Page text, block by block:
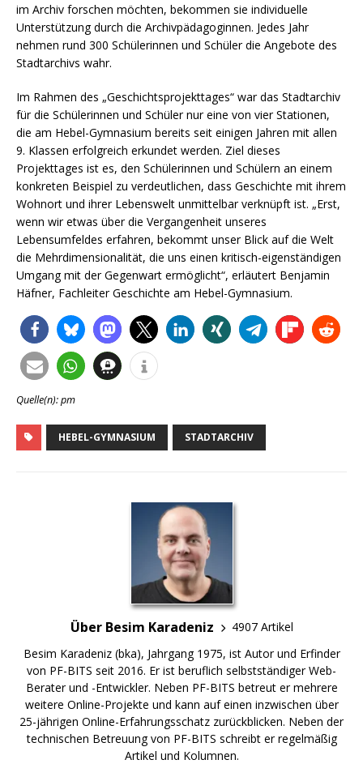
im Archiv forschen möchten, bekommen sie individuelle
Unterstützung durch die Archivpädagoginnen. Jedes Jahr
nehmen rund 300 Schülerinnen und Schüler die Angebote des
Stadtarchivs wahr.
Im Rahmen des „Geschichtsprojekttages“ war das Stadtarchiv
für die Schülerinnen und Schüler nur eine von vier Stationen,
die am Hebel-Gymnasium bereits seit einigen Jahren mit allen
9. Klassen erfolgreich erkundet werden. Ziel dieses
Projekttages ist es, den Schülerinnen und Schülern an einem
konkreten Beispiel zu verdeutlichen, dass Geschichte mit ihrem
Wohnort und ihrer Lebenswelt unmittelbar verknüpft ist. „Erst,
wenn wir etwas über die Vergangenheit unseres
Lebensumfeldes erfahren, bekommt unser Blick auf die Welt
die Mehrdimensionalität, die uns einen kritisch-eigenständigen
Umgang mit der Gegenwart ermöglicht“, erläutert Benjamin
Häfner, Fachleiter Geschichte am Hebel-Gymnasium.
Quelle(n): pm
HEBEL-GYMNASIUM STADTARCHIV
Über Besim Karadeniz
4907 Artikel
Besim Karadeniz (bka), Jahrgang 1975, ist Autor und Erfinder
von PF-BITS seit 2016. Er ist beruflich selbstständiger Web-
Berater und -Entwickler. Neben PF-BITS betreut er mehrere
weitere Online-Projekte und kann auf einen inzwischen über
25-jährigen Online-Erfahrungsschatz zurückblicken. Neben der
technischen Betreuung von PF-BITS schreibt er regelmäßig
Artikel und Kolumnen.